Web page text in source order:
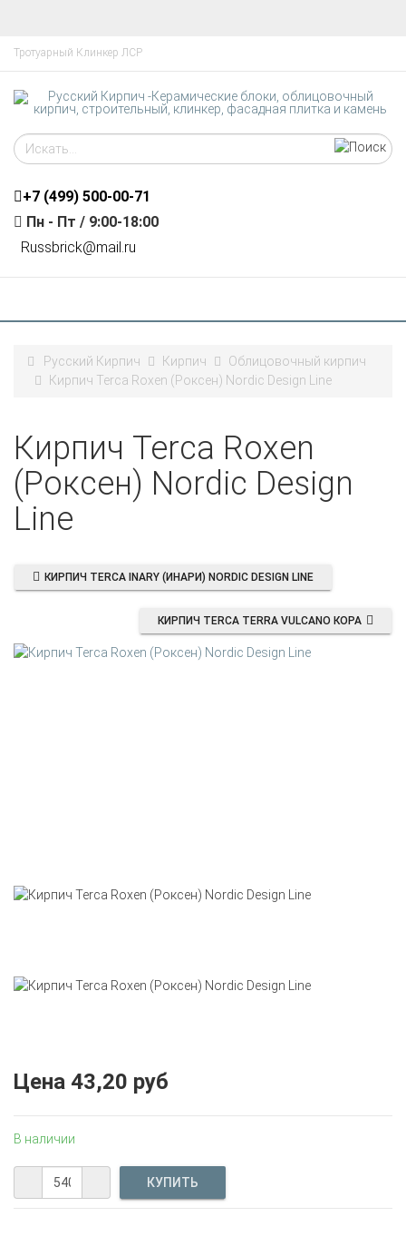
Тротуарный Клинкер ЛСР
+7 (499) 500-00-71
Пн - Пт / 9:00-18:00
Russbrick@mail.ru
Русский Кирпич Кирпич
Облицовочный кирпич
Кирпич Terca Roxen (Роксен) Nordic Design Line
Кирпич Terca Roxen
(Роксен) Nordic Design
Line
КИРПИЧ TERCA INARY (ИНАРИ) NORDIC DESIGN LINE
КИРПИЧ TERCA TERRA VULCANO КОРА
Цена 43,20 руб
В наличии